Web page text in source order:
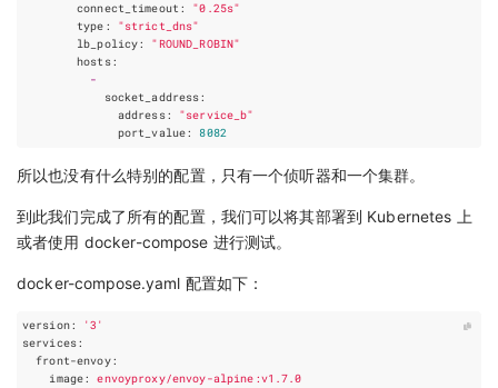
connect_timeout :
"0.25s"
type :
"strict_dns"
lb_policy:
"ROUND_ROBIN"
hosts:
-
socket_address:
address:
"service_b"
port_value: 8082
所以也没有什么特别的配置，只有一个侦听器和一个集群。
到此我们完成了所有的配置，我们可以将其部署到 Kubernetes 上
或者使用 docker-compose 进行测试。
docker-compose.yaml 配置如下：
version:
'3'
services:
front-envoy:
image:
envoyproxy/envoy-alpine:v1.7.0